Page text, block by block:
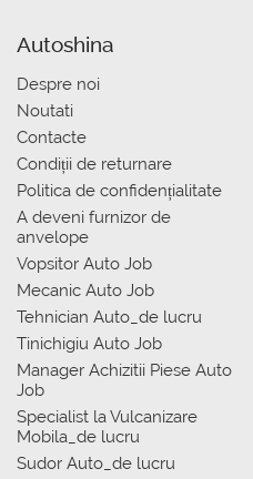
Autoshina
Despre noi
Noutati
Contacte
Condiții de returnare
Politica de confidențialitate
A deveni furnizor de
anvelope
Vopsitor Auto Job
Mecanic Auto Job
Tehnician Auto_de lucru
Tinichigiu Auto Job
Manager Achizitii Piese Auto
Job
Specialist la Vulcanizare
Mobila_de lucru
Sudor Auto_de lucru